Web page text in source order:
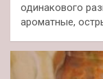
одинакового
ароматные,